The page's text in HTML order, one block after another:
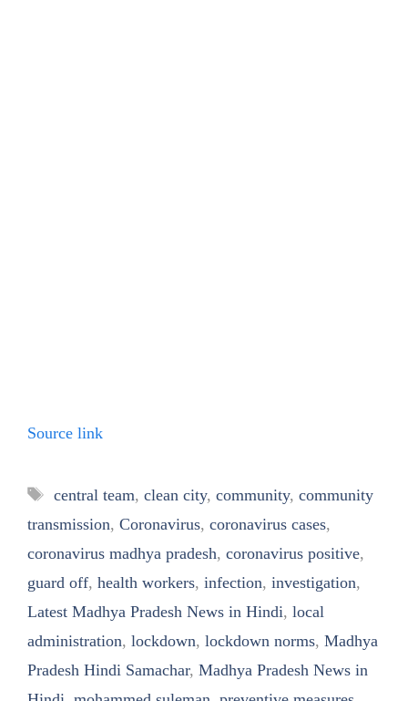
Source link
Tags
central team, clean city, community, community
transmission, Coronavirus, coronavirus cases,
coronavirus madhya pradesh, coronavirus positive,
guard off, health workers, infection, investigation,
Latest Madhya Pradesh News in Hindi, local
administration, lockdown, lockdown norms, Madhya
Pradesh Hindi Samachar, Madhya Pradesh News in